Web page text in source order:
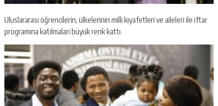
Uluslararası öğrencilerin, ülkelerinin milli kıyafetleri ve aileleri ile iftar
programına katılmaları büyük renk kattı.